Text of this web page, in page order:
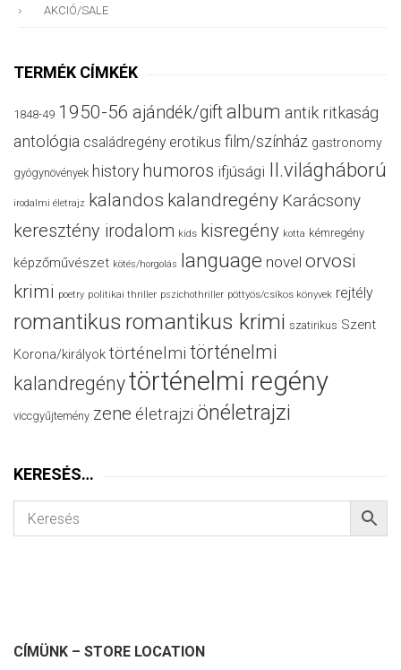
AKCIÓ/SALE
TERMÉK CÍMKÉK
1848-49 1950-56 ajándék/giftalbum antik ritkaság
antológia családregény erotikus film/színház gastronomy
gyógynövények history humoros ifjúsági II.világháború
irodalmi életrajz kalandos kalandregény Karácsony
keresztény irodalom kids kisregény kotta kémregény
képzőművészet kötés/horgolás language novel orvosi
krimi poetry politikai thriller pszichothriller pöttyös/csíkos könyvek rejtély
romantikus romantikus krimi szatirikus Szent
Korona/királyok történelmi történelmi
kalandregénytörténelmi regény
viccgyűjtemény zene életrajzi önéletrajzi
KERESÉS…
CÍMÜNK – STORE LOCATION